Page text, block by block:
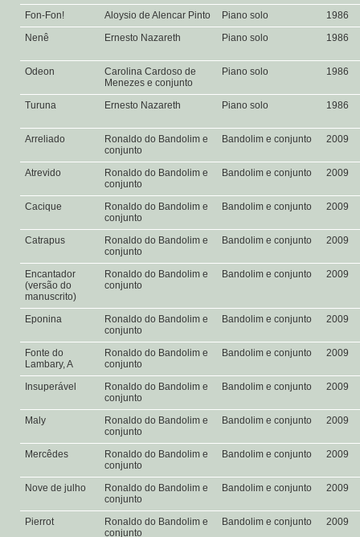
Fon-Fon!
Aloysio de Alencar Pinto Piano solo
1986
Nenê
Ernesto Nazareth Piano solo 1986
Odeon
Carolina Cardoso de
Menezes e conjunto
Piano solo 1986
Turuna Ernesto Nazareth Piano solo 1986
Arreliado
Ronaldo do Bandolim e
conjunto
Bandolim e conjunto 2009
Atrevido
Ronaldo do Bandolim e
conjunto
Bandolim e conjunto 2009
Cacique
Ronaldo do Bandolim e
conjunto
Bandolim e conjunto 2009
Catrapus
Ronaldo do Bandolim e
conjunto
Bandolim e conjunto 2009
Encantador
(versão do
manuscrito)
Ronaldo do Bandolim e
conjunto
Bandolim e conjunto 2009
Eponina
Ronaldo do Bandolim e
conjunto
Bandolim e conjunto 2009
Fonte do
Lambary, A
Ronaldo do Bandolim e
conjunto
Bandolim e conjunto 2009
Insuperável
Ronaldo do Bandolim e
conjunto
Bandolim e conjunto 2009
Maly
Ronaldo do Bandolim e
conjunto
Bandolim e conjunto 2009
Mercêdes
Ronaldo do Bandolim e
conjunto
Bandolim e conjunto 2009
Nove de julho
Ronaldo do Bandolim e
conjunto
Bandolim e conjunto 2009
Pierrot
Ronaldo do Bandolim e
conjunto
Bandolim e conjunto 2009